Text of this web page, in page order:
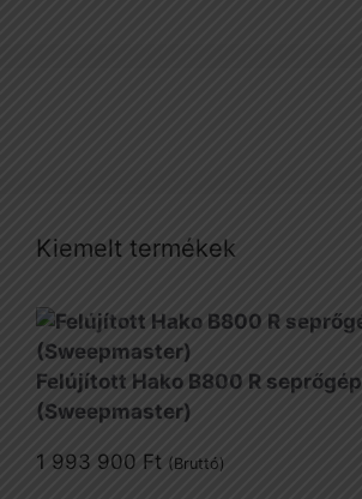
Kiemelt termékek
Felújított Hako B800 R seprőgép
(Sweepmaster)
1 993 900 Ft (Bruttó)